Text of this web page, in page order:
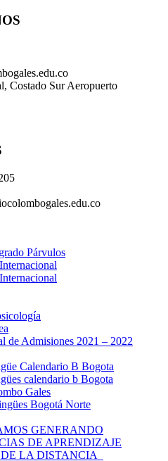
Costado Sur Aeropuerto
Párvulos
de Admisiones 2021 – 2022
Calendario B Bogota
calendario b Bogota
Gales
Bogotá Norte
GENERANDO
DE APRENDIZAJE
LA DISTANCIA